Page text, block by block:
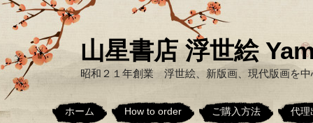
山星書店 浮世絵
昭和２１年創業 浮世絵、新版画、現代版画を
ホーム How to order ご購入方法 代理